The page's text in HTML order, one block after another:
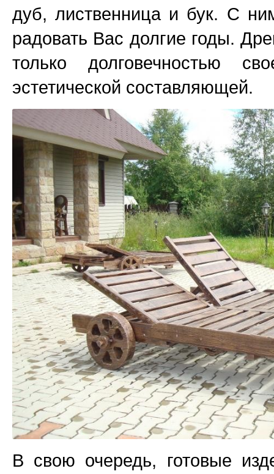
дуб, лиственница и бук. С
радовать Вас долгие годы.
только долговечностью
эстетической составляющей.
В свою очередь, готовые